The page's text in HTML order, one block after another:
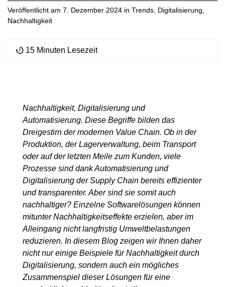
Veröffentlicht am 7. Dezember 2024 in Trends Digitalisierung
Nachhaltigkeit
15 Minuten Lesezeit
Nachhaltigkeit, Digitalisierung und
Automatisierung. Diese Begriffe bilden das
Dreigestirn der modernen Value Chain. Ob in der
Produktion, der Lagerverwaltung, beim Transport
oder auf der letzten Meile zum Kunden, viele
Prozesse sind dank Automatisierung und
Digitalisierung der Supply Chain bereits effizienter
und transparenter. Aber sind sie somit auch
nachhaltiger? Einzelne Softwarelösungen können
mitunter Nachhaltigkeitseffekte erzielen, aber im
Alleingang nicht langfristig Umweltbelastungen
reduzieren. In diesem Blog zeigen wir Ihnen daher
nicht nur einige Beispiele für Nachhaltigkeit durch
Digitalisierung, sondern auch ein mögliches
Zusammenspiel dieser Lösungen für eine